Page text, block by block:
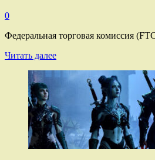
0
Федеральная торговая комиссия
Читать далееПрочитать
о